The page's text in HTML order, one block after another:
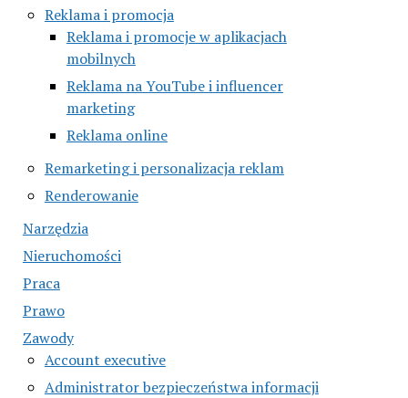
Reklama i promocja
Reklama i promocje w aplikacjach
mobilnych
Reklama na YouTube i influencer
marketing
Reklama online
Remarketing i personalizacja reklam
Renderowanie
Narzędzia
Nieruchomości
Praca
Prawo
Zawody
Account executive
Administrator bezpieczeństwa informacji